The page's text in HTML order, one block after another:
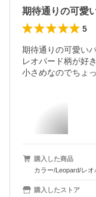
5
期待通りの可愛い
レオパード柄が好
小さめなのでちょ
購入した商品
カラー/Leopard/レ
購入したストア